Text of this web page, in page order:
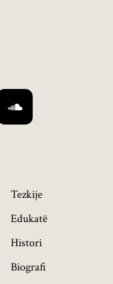
Tezkije
Edukatë
Histori
Biografi